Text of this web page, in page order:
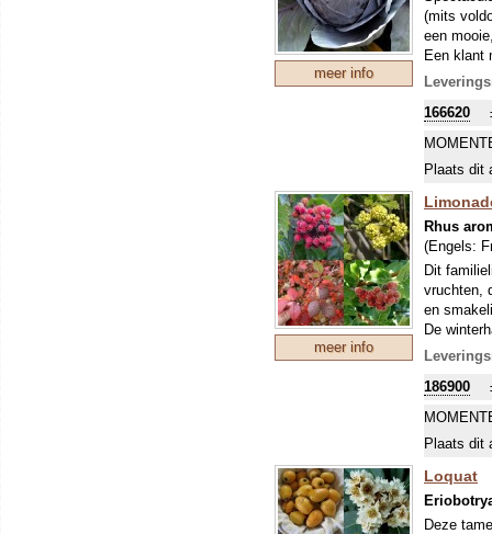
meer info
(mits
een
Een klant
ze
Het
een
hebben.
166620
Plaats dit
meer info
Rhus
(Engels:
Dit
vruchten,
en
De
Na de
tegelijk
186900
Plaats dit
Loquat
Deze